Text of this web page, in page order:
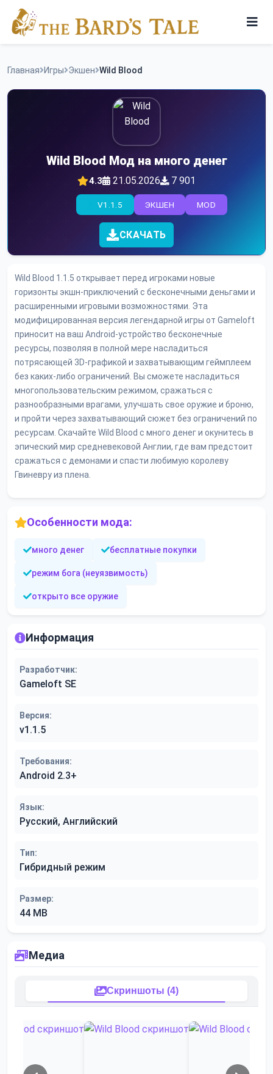
content
Программы
Главная Игры Экшен Wild Blood
Wild Blood Мод на много денег
4.3 21.05.2026 7 901
MOD
ЭКШЕН
V1.1.5
СКАЧАТЬ
Wild Blood 1.1.5 открывает перед игроками новые
горизонты экшн-приключений с бесконечными деньгами и
расширенными игровыми возможностями. Эта
модифицированная версия легендарной игры от Gameloft
приносит на ваш Android-устройство бесконечные
ресурсы, позволяя в полной мере насладиться
потрясающей 3D-графикой и захватывающим геймплеем
без каких-либо ограничений. Вы сможете насладиться
многопользовательским режимом, сражаться с
разнообразными врагами, улучшать свое оружие и броню,
и пройти через захватывающий сюжет без ограничений по
ресурсам. Скачайте Wild Blood с много денег и окунитесь в
эпический мир средневековой Англии, где вам предстоит
сражаться с демонами и спасти любимую королеву
Гвиневру из плена.
Особенности мода:
много денег бесплатные покупки
режим бога (неуязвимость)
открыто все оружие
Информация
Разработчик:
Gameloft SE
Версия:
v1.1.5
Требования:
Android 2.3+
Язык:
Русский, Английский
Тип:
Гибридный режим
Размер:
44 MB
Медиа
Скриншоты (4)